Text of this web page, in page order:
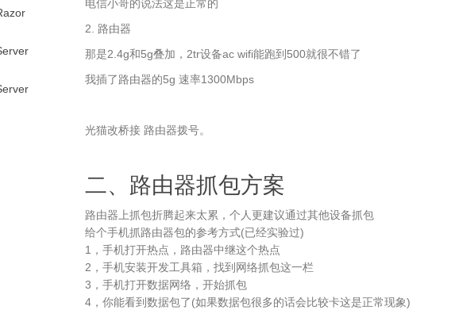
电信小哥的说法这是正常的
2. 路由器
那是2.4g和5g叠加，2tr设备ac wifi能跑到500就很不错了
我插了路由器的5g 速率1300Mbps
光猫改桥接 路由器拨号。
二、路由器抓包方案
路由器上抓包折腾起来太累，个人更建议通过其他设备抓包
给个手机抓路由器包的参考方式(已经实验过)
1，手机打开热点，路由器中继这个热点
2，手机安装开发工具箱，找到网络抓包这一栏
3，手机打开数据网络，开始抓包
4，你能看到数据包了(如果数据包很多的话会比较卡这是正常现象)